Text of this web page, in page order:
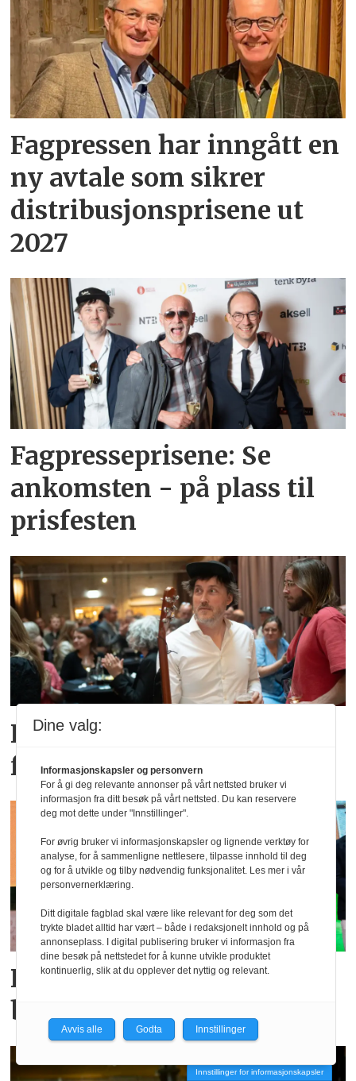
Fagpressen har inngått en
ny avtale som sikrer
distribusjonsprisene ut
2027
Fagpresseprisene: Se
ankomsten - på plass til
prisfesten
Fagpresseprisene: Bilder
fra prisfesten
Fagpresseprisene 2026: Se
bilder av alle vinnerne
Innstillinger for informasjonskapsler
Dine valg:
Informasjonskapsler og personvern
For å gi deg relevante annonser på vårt nettsted bruker vi
informasjon fra ditt besøk på vårt nettsted. Du kan reservere
deg mot dette under "Innstillinger".
For øvrig bruker vi informasjonskapsler og lignende verktøy for
analyse, for å sammenligne nettlesere, tilpasse innhold til deg
og for å utvikle og tilby nødvendig funksjonalitet. Les mer i vår
personvernerklæring.
Ditt digitale fagblad skal være like relevant for deg som det
trykte bladet alltid har vært – både i redaksjonelt innhold og på
annonseplass. I digital publisering bruker vi informasjon fra
dine besøk på nettstedet for å kunne utvikle produktet
kontinuerlig, slik at du opplever det nyttig og relevant.
Avvis alle Godta Innstillinger